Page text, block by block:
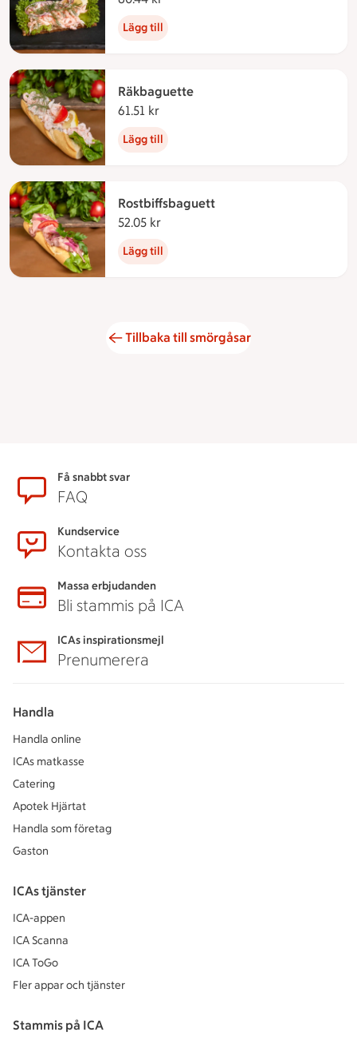
Lägg till
Räkbaguette
61.51 kr
Lägg till
Rostbiffsbaguett
52.05 kr
Lägg till
Tillbaka till smörgåsar
SidfotFå snabbt svar
FAQ
Kundservice
Kontakta oss
Massa erbjudanden
Bli stammis på ICA
ICAs inspirationsmejl
Prenumerera
Handla
Handla online
ICAs matkasse
Catering
Apotek Hjärtat
Handla som företag
Gaston
ICAs tjänster
ICA-appen
ICA Scanna
ICA ToGo
Fler appar och tjänster
Stammis på ICA